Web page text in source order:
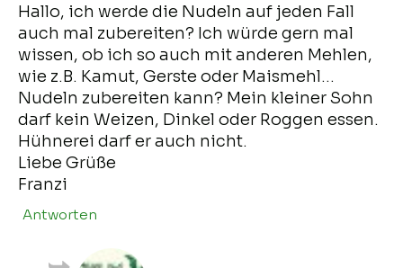
Hallo, ich werde die Nudeln auf jeden Fall
auch mal zubereiten? Ich würde gern mal
wissen, ob ich so auch mit anderen Mehlen,
wie z.B. Kamut, Gerste oder Maismehl…
Nudeln zubereiten kann? Mein kleiner Sohn
darf kein Weizen, Dinkel oder Roggen essen.
Hühnerei darf er auch nicht.
Liebe Grüße
Franzi
Antworten